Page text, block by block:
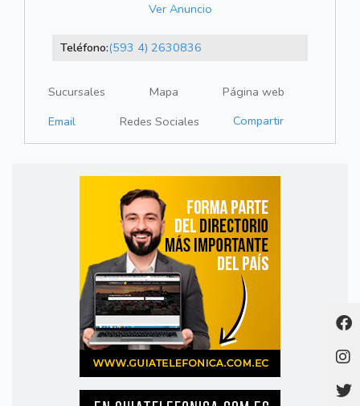
Ver Anuncio
Teléfono:(593 4) 2630836
Sucursales Mapa
Página web
Email
Redes Sociales Compartir